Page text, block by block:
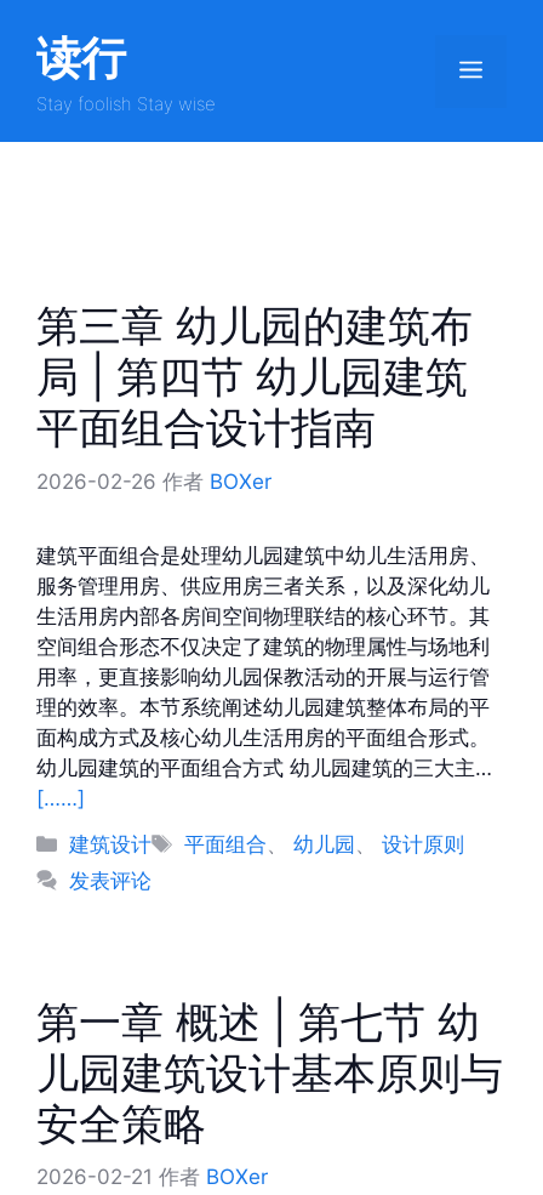
读行
Stay foolish Stay wise
菜
单
第三章 幼儿园的建筑布
局 | 第四节 幼儿园建筑
平面组合设计指南
2026-02-26 作者 BOXer
建筑平面组合是处理幼儿园建筑中幼儿生活用房、
服务管理用房、供应用房三者关系，以及深化幼儿
生活用房内部各房间空间物理联结的核心环节。其
空间组合形态不仅决定了建筑的物理属性与场地利
用率，更直接影响幼儿园保教活动的开展与运行管
理的效率。本节系统阐述幼儿园建筑整体布局的平
面构成方式及核心幼儿生活用房的平面组合形式。
幼儿园建筑的平面组合方式 幼儿园建筑的三大主…
[……]
分
类
建筑设计
标
平面组合 、幼儿园 、设计原则
发表评论
第一章 概述 | 第七节 幼
儿园建筑设计基本原则与
安全策略
2026-02-21 作者 BOXer